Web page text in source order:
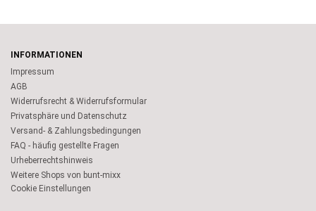
INFORMATIONEN
Impressum
AGB
Widerrufsrecht & Widerrufsformular
Privatsphäre und Datenschutz
Versand- & Zahlungsbedingungen
FAQ - häufig gestellte Fragen
Urheberrechtshinweis
Weitere Shops von bunt-mixx
Cookie Einstellungen